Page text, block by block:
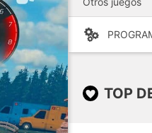
TOP